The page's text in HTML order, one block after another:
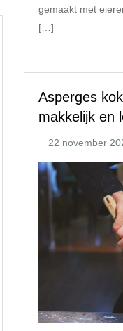
gemaakt met
[…]
Asperges
makkelijk en